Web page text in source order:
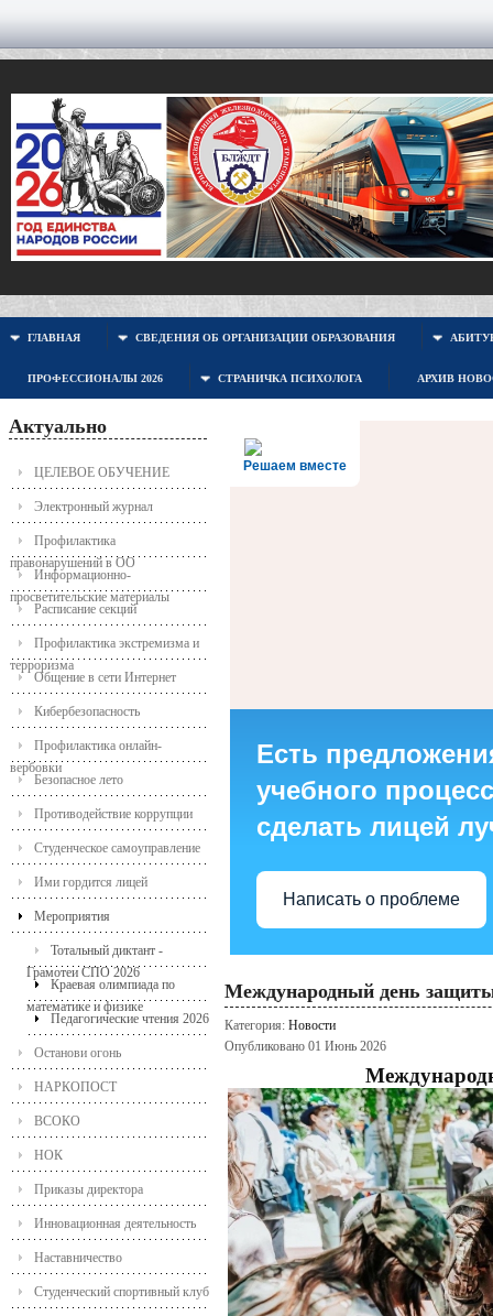
ГЛАВНАЯ СВЕДЕНИЯ ОБ ОРГАНИЗАЦИИ ОБРАЗОВАНИЯ
ПРОФЕССИОНАЛЫ 2026 СТРАНИЧКА ПСИХОЛОГА АРХИВ
Актуально
ЦЕЛЕВОЕ ОБУЧЕНИЕ
Электронный журнал
Профилактика
правонарушений в ОО
Информационно-
просветительские материалы
Расписание секций
Профилактика экстремизма и
терроризма
Общение в сети Интернет
Кибербезопасность
Профилактика онлайн-
вербовки
Безопасное лето
Противодействие коррупции
Студенческое самоуправление
Ими гордится лицей
Мероприятия
Тотальный диктант -
Грамотеи СПО 2026
Краевая олимпиада по
математике и физике
Педагогические чтения 2026
Останови огонь
НАРКОПОСТ
ВСОКО
НОК
Приказы директора
Инновационная деятельность
Наставничество
Студенческий спортивный клуб
Решаем вместе
Есть
учебного
сделать лицей
Написать о проблеме
Международный день
Категория: Новости
Опубликовано 01 Июнь 2026